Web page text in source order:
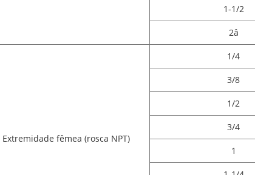
1-1/2
2â
Extremidade fêmea (rosca NPT)
1/4
3/8
1/2
3/4
1